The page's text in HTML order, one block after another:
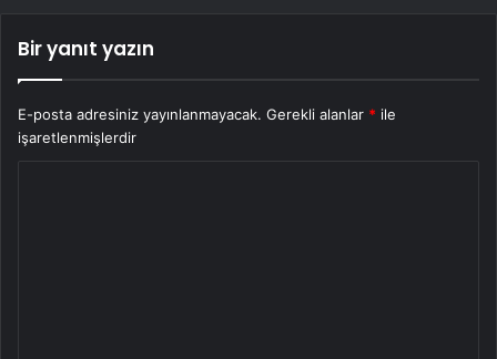
Bir yanıt yazın
E-posta adresiniz yayınlanmayacak. Gerekli alanlar * ile
işaretlenmişlerdir